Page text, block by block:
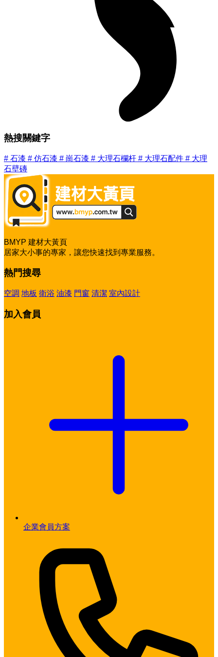
熱搜關鍵字
# 石漆 # 仿石漆 # 崗石漆 # 大理石欄杆 # 大理石配件 # 大理
石壁磚
BMYP 建材大黃頁
居家大小事的專家，讓您快速找到專業服務。
熱門搜尋
空調 地板 衛浴 油漆 門窗 清潔 室內設計
加入會員
企業會員方案